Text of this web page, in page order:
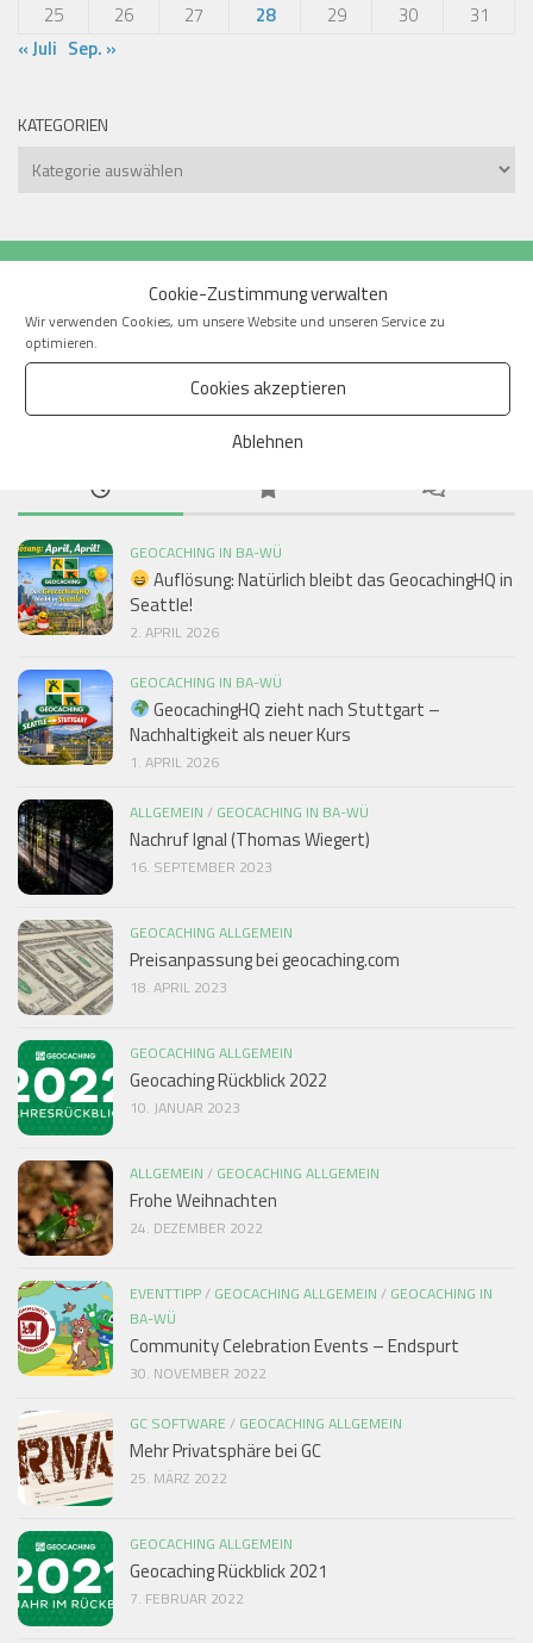
Cookie-Zustimmung verwalten
Wir verwenden Cookies, um unsere Website und unseren Service zu
optimieren.
Cookies akzeptieren
Ablehnen
25 26 27 28 29 30
31
« Juli Sep. »
KATEGORIEN
Kategorien
Suchen
GEOCACHING IN BA-WÜ
Auflösung: Natürlich bleibt das GeocachingHQ in
Seattle!
2. APRIL 2026
GEOCACHING IN BA-WÜ
GeocachingHQ zieht nach Stuttgart –
Nachhaltigkeit als neuer Kurs
1. APRIL 2026
ALLGEMEIN / GEOCACHING IN BA-WÜ
Nachruf Ignal (Thomas Wiegert)
16. SEPTEMBER 2023
GEOCACHING ALLGEMEIN
Preisanpassung bei geocaching.com
18. APRIL 2023
GEOCACHING ALLGEMEIN
Geocaching Rückblick 2022
10. JANUAR 2023
ALLGEMEIN / GEOCACHING ALLGEMEIN
Frohe Weihnachten
24. DEZEMBER 2022
EVENTTIPP/ GEOCACHING ALLGEMEIN / GEOCACHING IN
BA-WÜ
Community Celebration Events – Endspurt
30. NOVEMBER 2022
GC SOFTWARE / GEOCACHING ALLGEMEIN
Mehr Privatsphäre bei GC
25. MÄRZ 2022
GEOCACHING ALLGEMEIN
Geocaching Rückblick 2021
7. FEBRUAR 2022